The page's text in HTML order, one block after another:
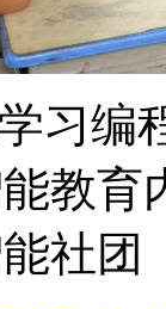
程技
育
团 